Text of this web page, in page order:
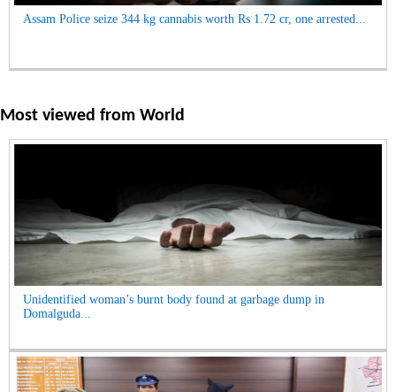
Assam Police seize 344 kg cannabis worth Rs 1.72 cr, one arrested...
Most viewed from World
Unidentified woman’s burnt body found at garbage dump in
Domalguda...